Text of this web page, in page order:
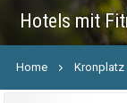
Hotels mit
Home Kronplatz